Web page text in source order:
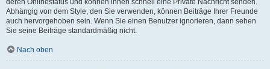
deren Onlinestatus und können ihnen schnell eine Private Nachricht senden.
Abhängig von dem Style, den Sie verwenden, können Beiträge Ihrer Freunde
auch hervorgehoben sein. Wenn Sie einen Benutzer ignorieren, dann sehen
Sie seine Beiträge standardmäßig nicht.
Nach oben